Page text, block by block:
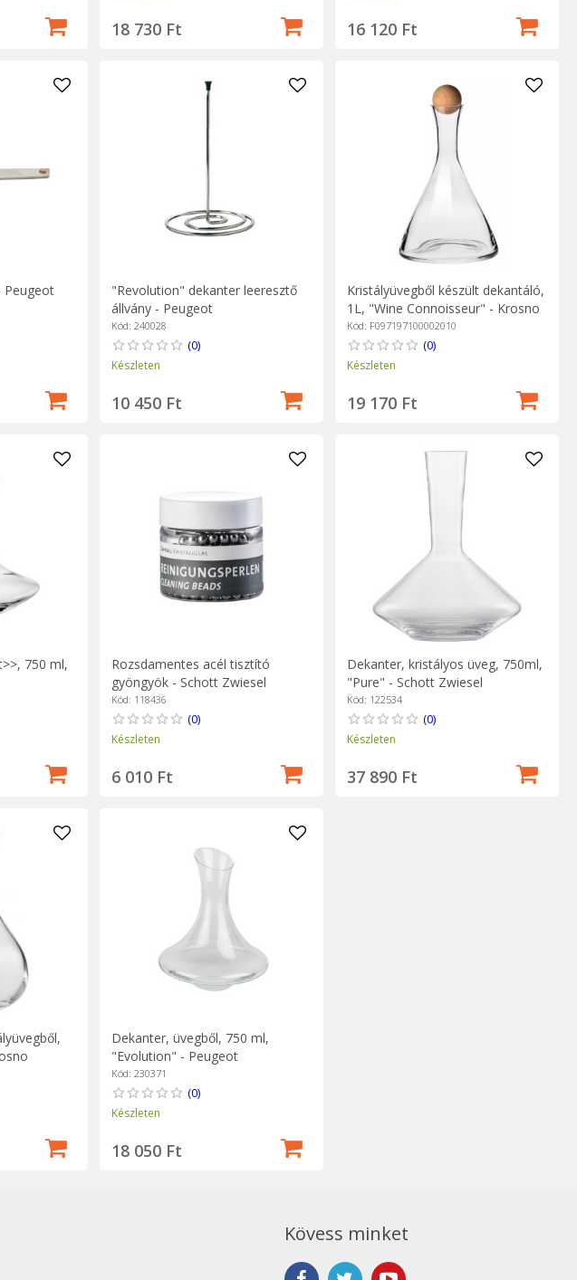
18 730 Ft 16 120 Ft
Peugeot
"Revolution" dekanter leeresztő
állvány - Peugeot
Kód: 240028
(0)
Készleten
10 450 Ft
Kristályüvegből készült dekantáló,
1L, "Wine Connoisseur" - Krosno
Kód: F097197100002010
(0)
Készleten
19 170 Ft
750 ml,
Rozsdamentes acél tisztító
gyöngyök - Schott Zwiesel
Kód: 118436
(0)
Készleten
6 010 Ft
Dekanter, kristályos üveg, 750ml,
"Pure" - Schott Zwiesel
Kód: 122534
(0)
Készleten
37 890 Ft
Dekanter, üvegből, 750 ml,
"Evolution" - Peugeot
Kód: 230371
(0)
Készleten
18 050 Ft
Kövess minket